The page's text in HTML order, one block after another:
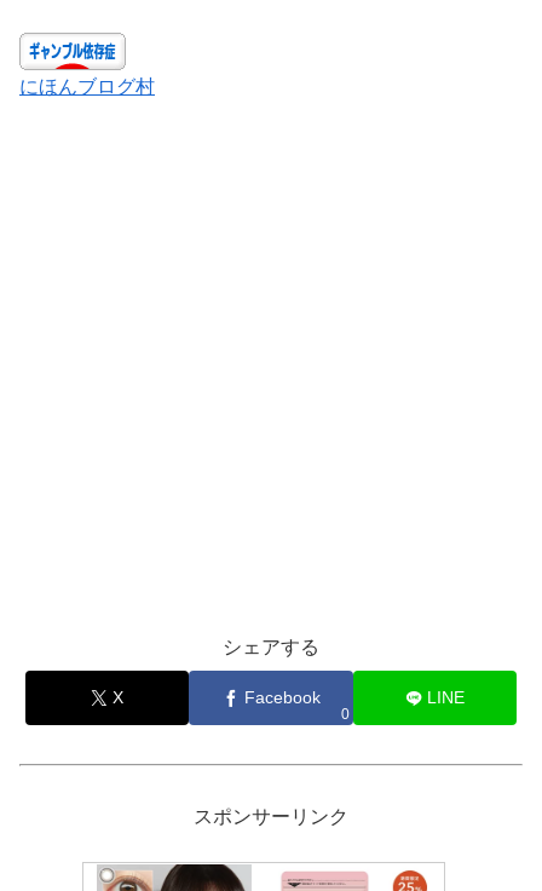
にほんブログ村
シェアする
X Facebook
0
LINE
スポンサーリンク